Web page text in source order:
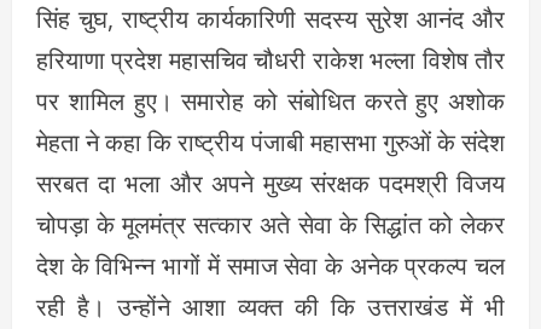
सिंह चुघ, राष्ट्रीय कार्यकारिणी सदस्य सुरेश आनंद और
हरियाणा प्रदेश महासचिव चौधरी राकेश भल्ला विशेष तौर
पर शामिल हुए। समारोह को संबोधित करते हुए अशोक
मेहता ने कहा कि राष्ट्रीय पंजाबी महासभा गुरुओं के संदेश
सरबत दा भला और अपने मुख्य संरक्षक पदमश्री विजय
चोपड़ा के मूलमंत्र सत्कार अते सेवा के सिद्धांत को लेकर
देश के विभिन्न भागों में समाज सेवा के अनेक प्रकल्प चल
रही है। उन्होंने आशा व्यक्त की कि उत्तराखंड में भी